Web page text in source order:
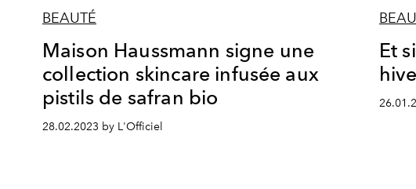
BEAUTÉ
Maison Haussmann signe une
collection skincare infusée aux
pistils de safran bio
28.02.2023 by L'Officiel
Et